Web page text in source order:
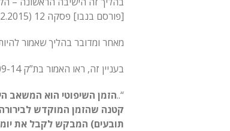
[פורסם בנבו] פסקה 12 (1.2.2015); להלן – “
מאחר ומדובר בהליך שאמור
בעניין זה, ראו האמור בת”ק 52946-09-14
“..הזמן השיפוטי הוא המשאב
קטנה שהזמן המוקדש
תובעים) המבקש לקבל את